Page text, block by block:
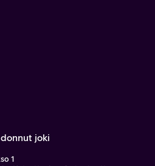
joki
1